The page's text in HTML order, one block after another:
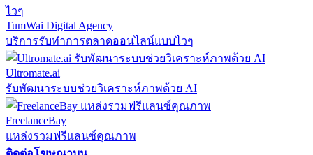
TumWai Digital Agency
บริการรับทำการตลาดออนไลน์แบบไวๆ
Ultromate.ai
รับพัฒนาระบบช่วยวิเคราะห์ภาพด้วย AI
FreelanceBay
แหล่งรวมฟรีแลนซ์คุณภาพ